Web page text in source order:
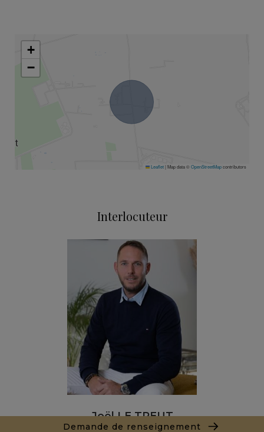
Demande de renseignement
+
−
Leaflet| Map data ©OpenStreetMapcontributors
Interlocuteur
Joël LE TREUT
+212662890844